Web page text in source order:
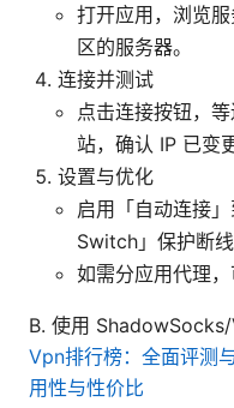
打开应用，浏览
区的服务器。
连接并测试
点击连接按钮，
站，确认 IP 已变
设置与优化
启用「自动连接
Switch」保护断线
如需分应用代理，
B. 使用 ShadowSocks/
Vpn排行榜：全面评测
用性与性价比